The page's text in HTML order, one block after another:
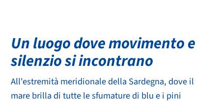
Un luogo dove movimento e
silenzio si incontrano
All'estremità meridionale della Sardegna, dove il
mare brilla di tutte le sfumature di blu e i pini